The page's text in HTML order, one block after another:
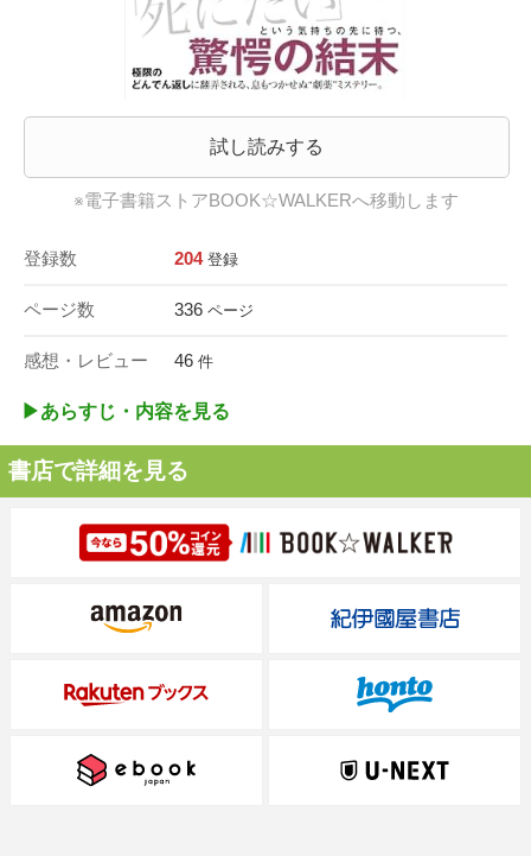
試し読みする
※電子書籍ストアBOOK☆WALKERへ移動します
登録数 204 登録
ページ数 336 ページ
感想・レビュー 46 件
▶︎あらすじ・内容を見る
書店で詳細を見る